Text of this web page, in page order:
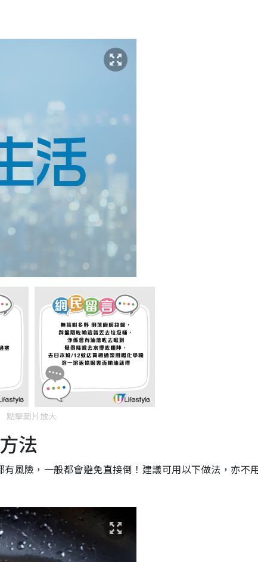
點擊圖片放大
法
風險，一般都會避免直接倒！建議可用以下做法，亦不